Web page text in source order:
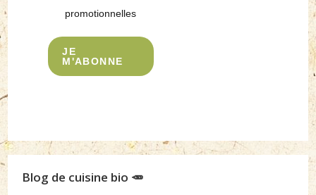
promotionnelles
JE
M'ABONNE
Blog de cuisine bio 🥕